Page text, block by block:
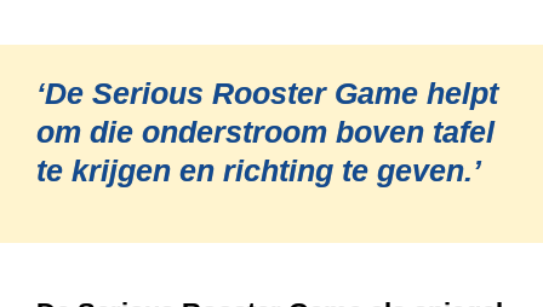
‘De Serious Rooster Game helpt
om die onderstroom boven tafel
te krijgen en richting te geven.’